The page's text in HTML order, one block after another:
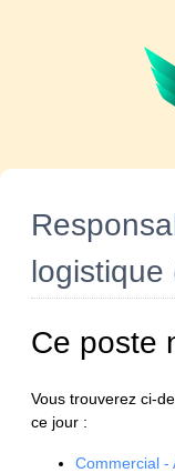
logistique
Ce poste
Vous trouverez ci-
ce jour :
Commercial -